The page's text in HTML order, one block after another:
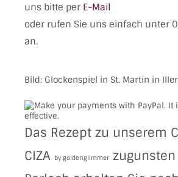
uns bitte per E-Mail
oder rufen Sie uns einfach unter
an.
Bild: Glockenspiel in St. Martin in
Das Rezept zu unserem
CIZA
by goldenglimmer